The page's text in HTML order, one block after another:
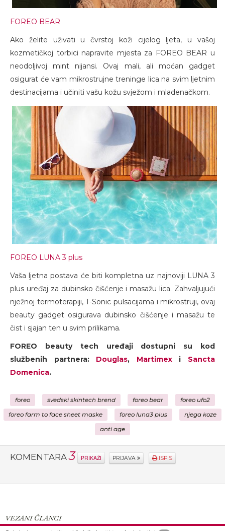
FOREO BEAR
Ako želite uživati u čvrstoj koži cijelog ljeta, u vašoj
kozmetičkoj torbici napravite mjesta za FOREO BEAR u
neodoljivoj mint nijansi. Ovaj mali, ali moćan gadget
osigurat će vam mikrostrujne treninge lica na svim ljetnim
destinacijama i učiniti vašu kožu svježom i mladenačkom.
FOREO LUNA 3 plus
Vaša ljetna postava će biti kompletna uz najnoviji LUNA 3
plus uređaj za dubinsko čišćenje i masažu lica. Zahvaljujući
nježnoj termoterapiji, T-Sonic pulsacijama i mikrostruji, ovaj
beauty gadget osigurava dubinsko čišćenje i masažu te
čist i sjajan ten u svim prilikama.
FOREO beauty tech uređaji dostupni su kod
službenih partnera: Douglas, Martimexi Sancta
Domenica.
foreo svedski skintech brend foreo bear foreo ufo2
foreo farm to face sheet maske foreo luna3 plus njega koze
anti age
KOMENTARA3 PRIKAŽI PRIJAVA ISPIS
VEZANI ČLANCI